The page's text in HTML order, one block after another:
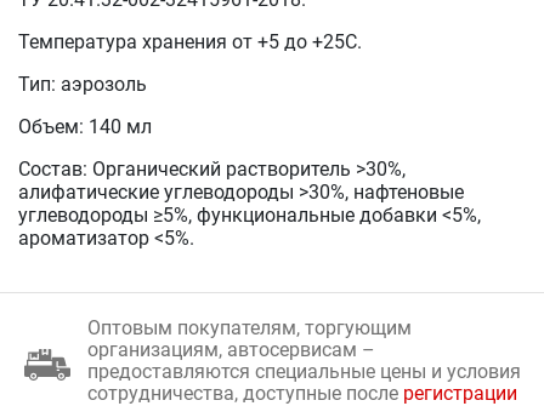
Температура хранения от +5 до +25С.
Тип: аэрозоль
Объем: 140 мл
Состав: Органический растворитель >30%,
алифатические углеводороды >30%, нафтеновые
углеводороды ≥5%, функциональные добавки <5%,
ароматизатор <5%.
Оптовым покупателям, торгующим
организациям, автосервисам –
предоставляются специальные цены и условия
сотрудничества, доступные после регистрации